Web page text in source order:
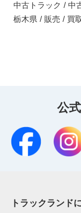
中古トラック / 中
栃木県 / 販売 / 買
公
トラックランド